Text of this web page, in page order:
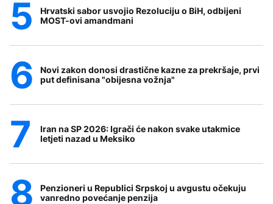
Hrvatski sabor usvojio Rezoluciju o BiH, odbijeni
MOST-ovi amandmani
Novi zakon donosi drastične kazne za prekršaje, prvi
put definisana "obijesna vožnja"
Iran na SP 2026: Igrači će nakon svake utakmice
letjeti nazad u Meksiko
Penzioneri u Republici Srpskoj u avgustu očekuju
vanredno povećanje penzija